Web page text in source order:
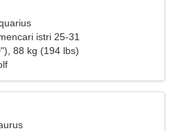
istri 25-31
88 kg (194 lbs)